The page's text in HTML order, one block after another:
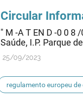
Circular
" M -A T EN D -0 0 8
Saúde, I.P. Parque
25/09/2023
regulamento europeu